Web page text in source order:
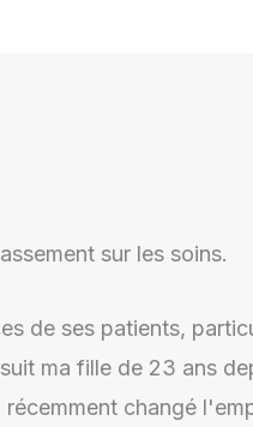
sur les soins.
de ses patients,
ma fille de 23 ans
changé